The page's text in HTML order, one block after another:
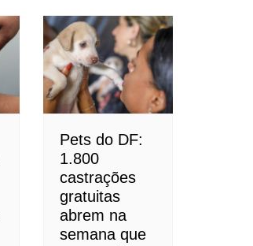
Pets do DF:
1.800
castrações
gratuitas
abrem na
semana que